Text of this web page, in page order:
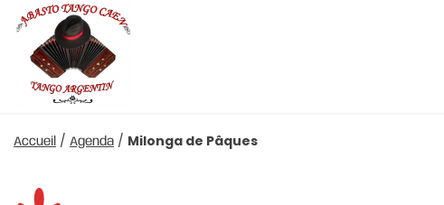
Accueil / Agenda / Milonga de Pâques